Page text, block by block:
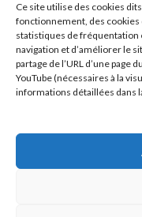
Ce site utilise des cookies
fonctionnement, des cookies
statistiques de fréquentation
navigation et d’améliorer le
partage de l’URL d’une page
YouTube (nécessaires à la
informations détaillées dans
+33(0)1-49-54-42-00
RECEVEZ NOTRE